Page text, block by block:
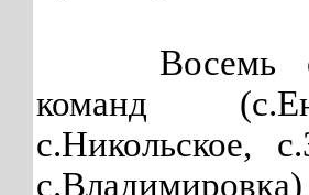
Восемь
команд
с.Никольское,
с.Владимировка)